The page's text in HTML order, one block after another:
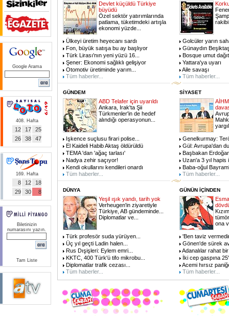
Google Arama
408. Hafta
12 17
25
26
38 47
169. Hafta
8 12
18
29
30 8
Biletinizin
numarasını yazın.
Tam Liste
Devlet küçüldü Türkiye
büyüdü
Özel sektör yatırımlarında
patlama, tüketimdeki artışla
ekonomi yüzde
Ülkeyi üretim heyecanı sardı
Fon, büyük satışa bu ay başlıyor
Türk Lirası'nın yeni yüzü 16
Şener: Ekonomi sağlıklı gelişiyor
Otomotiv üretiminde yarım
Tüm haberler...
Golcüler yarın
Günaydın
Bosque umut
Yattara'ya uyarı
Aile savaşı
Tüm haberler...
GÜNDEM
ABD Telafer için uyarıldı
Ankara, Irak'ta Şii
Türkmenler'in de hedef
alındığı operasyonun
Işkence suçlusu firari polise
El Kaideli Habib Aktaş öldürüldü
TEMA 'dan 'ağaç tarlası'
Nadya zehir saçıyor!
Kendi okullarını kendileri onardı
Tüm haberler...
SİYASET
Genelkurmay:
Gül: Avrupa'dan
Başbakan
Uzan'a 3 yıl hapis
Baba-oğul
Tüm haberler...
DÜNYA
Yeşil ışık yandı, tarih yok
Verheugen'in ziyaretiyle
Türkiye, AB gündeminde...
Diplomatlar ve
Türk profesör suda yürüyen
Üç yıl geçti Ladin halen
Rus Dışişleri: Eylem emri
KKTC, 400 Türk'ü tifo mikrobu
Diplomatlar trafik cezası
Tüm haberler...
GÜNÜN İÇİNDEN
ona
'Ben taviz
Gönen'de sürek
Adanalılar rahat
İki cep gaspına
Acemi hırsız
Tüm haberler...